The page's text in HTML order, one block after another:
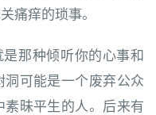
痛痒的琐事。
那种倾听你的心事和
可能是一个废弃公众
昧平生的人。后来有